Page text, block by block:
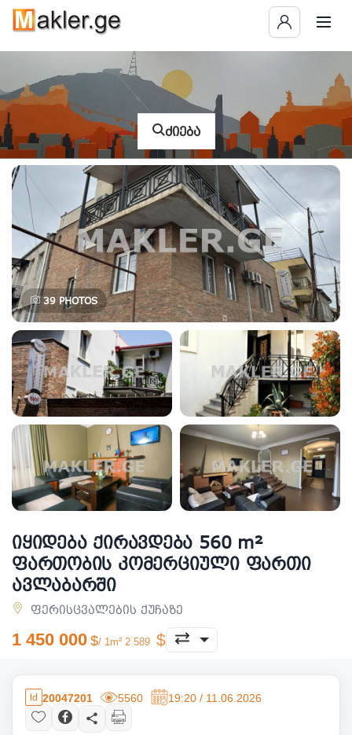
ძიება
39 PHOTOS
იყიდება ქირავდება 560 m²
ფართობის კომერციული ფართი
ავლაბარში
ფერისცვალების ქუჩაზე
1 450 000 / 1m² 2 589
20047201 5560 19:20 / 11.06.2026